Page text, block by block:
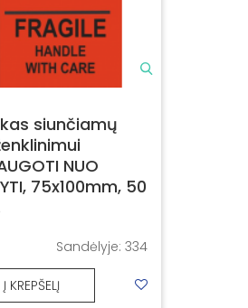
siunčiamų
NUO
75x100mm, 50
Sandėlyje: 334
Į KREPŠELĮ